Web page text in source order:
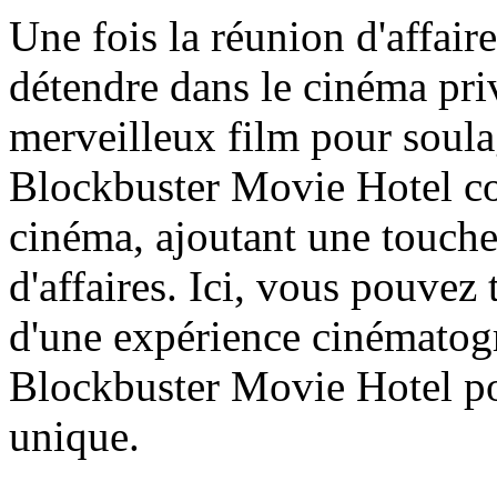
Une fois la réunion
détendre dans le cinéma
merveilleux film pour
Blockbuster Movie Hotel
cinéma, ajoutant une
d'affaires. Ici, vous
d'une expérience
Blockbuster Movie Hotel
unique.